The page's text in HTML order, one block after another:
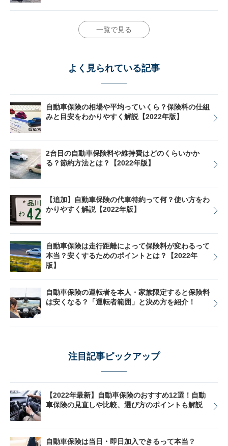
一覧で見る
よく見られている記事
自動車保険の相場や平均っていくら？保険料の仕組
みと目安をわかりやすく解説【2022年版】
2台目の自動車保険料や維持費はどのくらいかか
る？節約方法とは？【2022年版】
【追加】自動車保険の代車特約って何？使い方をわ
かりやすく解説【2022年版】
自動車保険は走行距離によって保険料が変わるって
本当？安くするためのポイントとは？【2022年
版】
自動車保険の運転者を本人・家族限定すると保険料
は安くなる？「運転者範囲」と決め方を紹介！
注目記事ピックアップ
【2022年最新】自動車保険のおすすめ12選！自動
車保険の見直しや比較、選び方のポイントも解説
自動車保険は当日・即日加入できるって本当？